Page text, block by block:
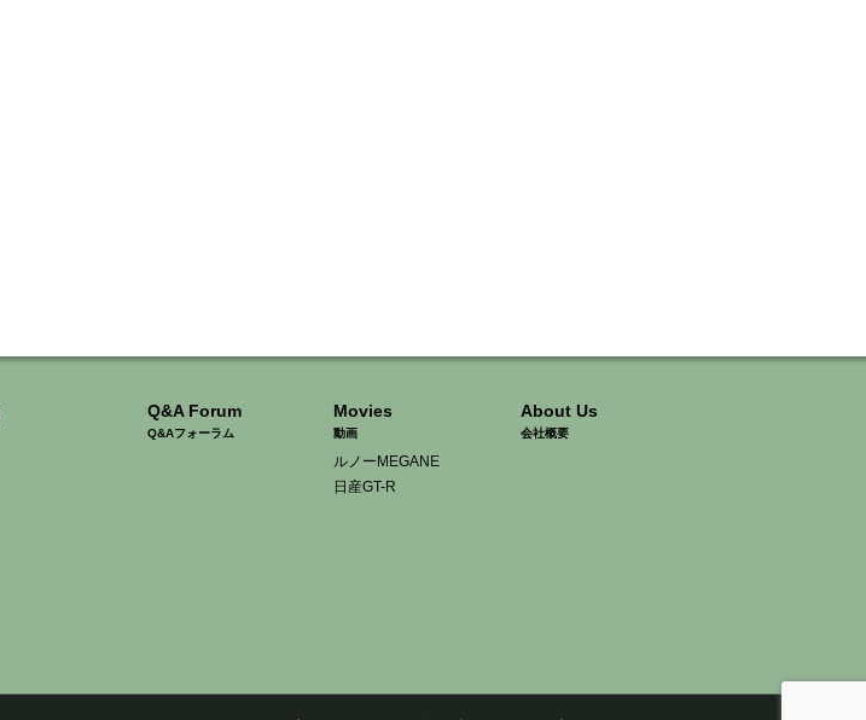
Q&A Forum
Q&Aフォーラム
Movies
動画
ルノーMEGANE
日産GT-R
About Us
会社概要